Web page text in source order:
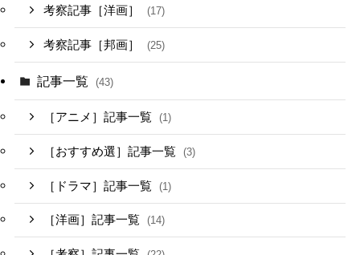
考察記事［洋画］ (17)
考察記事［邦画］ (25)
記事一覧 (43)
［アニメ］記事一覧 (1)
［おすすめ選］記事一覧 (3)
［ドラマ］記事一覧 (1)
［洋画］記事一覧 (14)